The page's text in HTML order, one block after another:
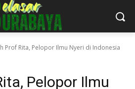
Prof Rita, Pelopor Ilmu Nyeri di Indonesia
Pelopor Ilmu